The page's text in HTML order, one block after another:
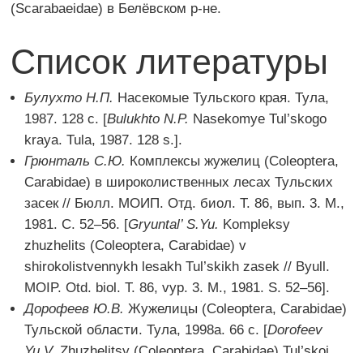
(Scarabaeidae) в Белёвском р-не.
Список литературы
Булухто Н.П. Насекомые Тульского края. Тула,
1987. 128 с. [Bulukhto N.P. Nasekomye Tul’skogo
kraya. Tula, 1987. 128 s.].
Грюнталь С.Ю. Комплексы жужелиц (Coleoptera,
Carabidae) в широколиственных лесах Тульских
засек // Бюлл. МОИП. Отд. биол. Т. 86, вып. 3. М.,
1981. С. 52–56. [Gryuntal’ S.Yu. Kompleksy
zhuzhelits (Coleoptera, Carabidae) v
shirokolistvennykh lesakh Tul’skikh zasek // Byull.
MOIP. Otd. biol. T. 86, vyp. 3. M., 1981. S. 52–56].
Дорофеев Ю.В. Жужелицы (Coleoptera, Carabidae)
Тульской области. Тула, 1998а. 66 с. [Dorofeev